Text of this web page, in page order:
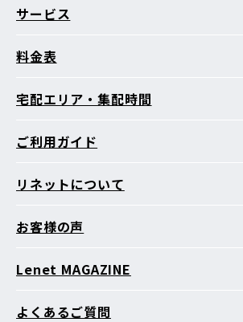
サービス
料金表
宅配エリア・集配時間
ご利用ガイド
リネットについて
お客様の声
Lenet MAGAZINE
よくあるご質問